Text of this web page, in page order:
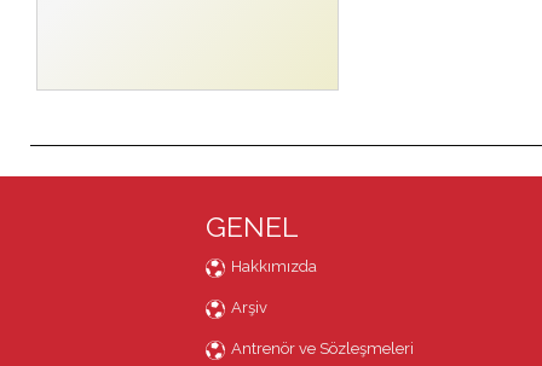
GENEL
Hakkımızda
Arşiv
Antrenör ve Sözleşmeleri